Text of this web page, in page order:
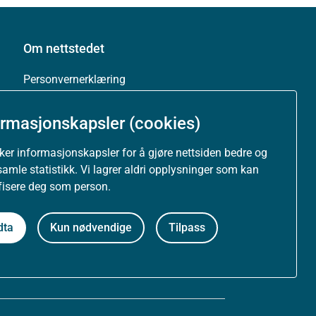
(cookies)
informasjonskapsler for å gjøre nettsiden bedre og
statistikk. Vi lagrer aldri opplysninger som kan
deg som person.
Kun nødvendige Tilpass
Om nettstedet
Personvernerklæring
Tilgjengelighetserklæring (uustatus.no)
Besøksstatistikk og informasjonskapsler
Nyhetsvarsel og abonnement
Åpne data (API)